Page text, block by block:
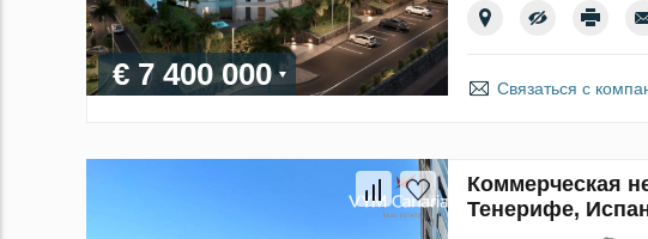
€ 7 400 000 Связаться с
Коммерческая
Тенерифе,